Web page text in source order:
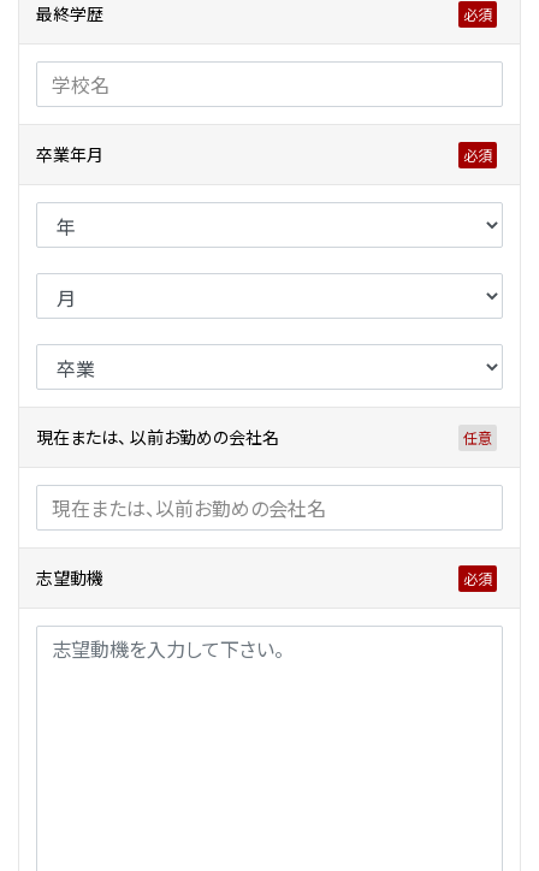
最終学歴
卒業年月
現在または、 以前お勤めの会社名
志望動機